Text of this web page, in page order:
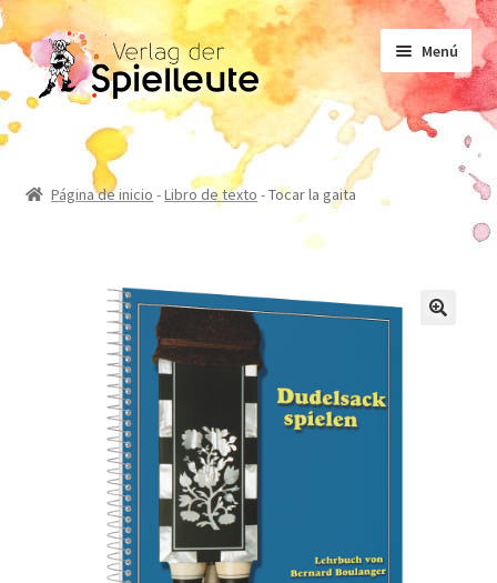
Ir
a
la
navegación
Ir
al
contenido
Menú
Partituras
No ficción
Novelas
Página de inicio -Libro de texto -Tocar la gaita